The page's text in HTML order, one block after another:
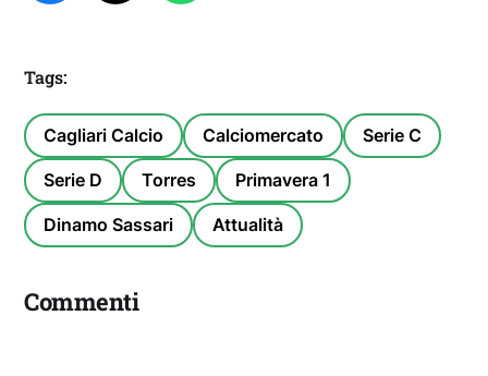
Tags:
Cagliari Calcio Calciomercato Serie C
Serie D Torres Primavera 1
Dinamo Sassari Attualità
Commenti